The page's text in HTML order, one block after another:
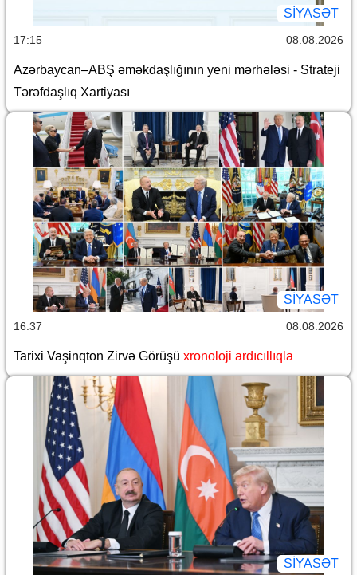
SİYASƏT
17:15 08.08.2026
Azərbaycan–ABŞ əməkdaşlığının yeni mərhələsi - Strateji
Tərəfdaşlıq Xartiyası
SİYASƏT
16:37 08.08.2026
Tarixi Vaşinqton Zirvə Görüşü xronoloji ardıcıllıqla
SİYASƏT